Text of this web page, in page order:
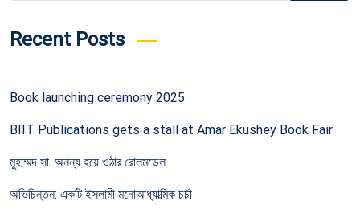
Recent Posts
Book launching ceremony 2025
BIIT Publications gets a stall at Amar Ekushey Book Fair
মুহাম্মদ সা. অনন্য হয়ে ওঠার রোলমডেল
অভিচিন্তন: একটি ইসলামী মনোআধ্যাত্মিক চর্চা